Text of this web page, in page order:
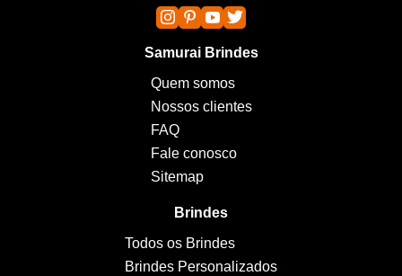
Samurai Brindes
Quem somos
Nossos clientes
FAQ
Fale conosco
Sitemap
Brindes
Todos os Brindes
Brindes Personalizados